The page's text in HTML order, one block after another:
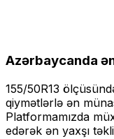
Azərbaycanda
155/50R13
qiymətlərlə ən
Platformamızda
edərək ən yaxşı